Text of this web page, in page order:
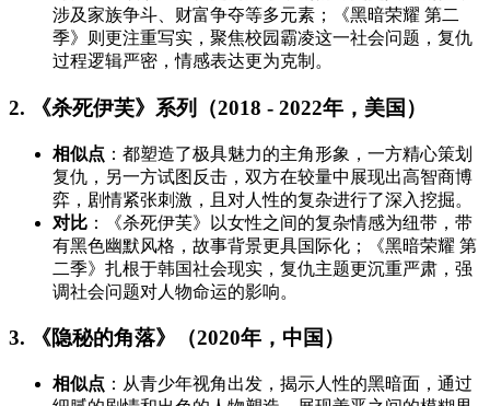
涉及家族争斗、财富争夺等多元素；《黑暗荣耀 第二
季》则更注重写实，聚焦校园霸凌这一社会问题，复仇
过程逻辑严密，情感表达更为克制。
2. 《杀死伊芙》系列（2018 - 2022年，美国）
相似点 ：都塑造了极具魅力的主角形象，一方精心策划
复仇，另一方试图反击，双方在较量中展现出高智商博
弈，剧情紧张刺激，且对人性的复杂进行了深入挖掘。
对比 ：《杀死伊芙》以女性之间的复杂情感为纽带，带
有黑色幽默风格，故事背景更具国际化；《黑暗荣耀 第
二季》扎根于韩国社会现实，复仇主题更沉重严肃，强
调社会问题对人物命运的影响。
3. 《隐秘的角落》（2020年，中国）
相似点 ：从青少年视角出发，揭示人性的黑暗面，通过